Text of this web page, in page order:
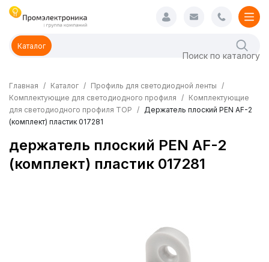
Каталог
Главная Каталог
Профиль для светодиодной ленты
Комплектующие для светодиодного профиля
Комплектующие
для светодиодного профиля TOP
Держатель плоский PEN AF-2
(комплект) пластик 017281
держатель плоский PEN AF-2
(комплект) пластик 017281